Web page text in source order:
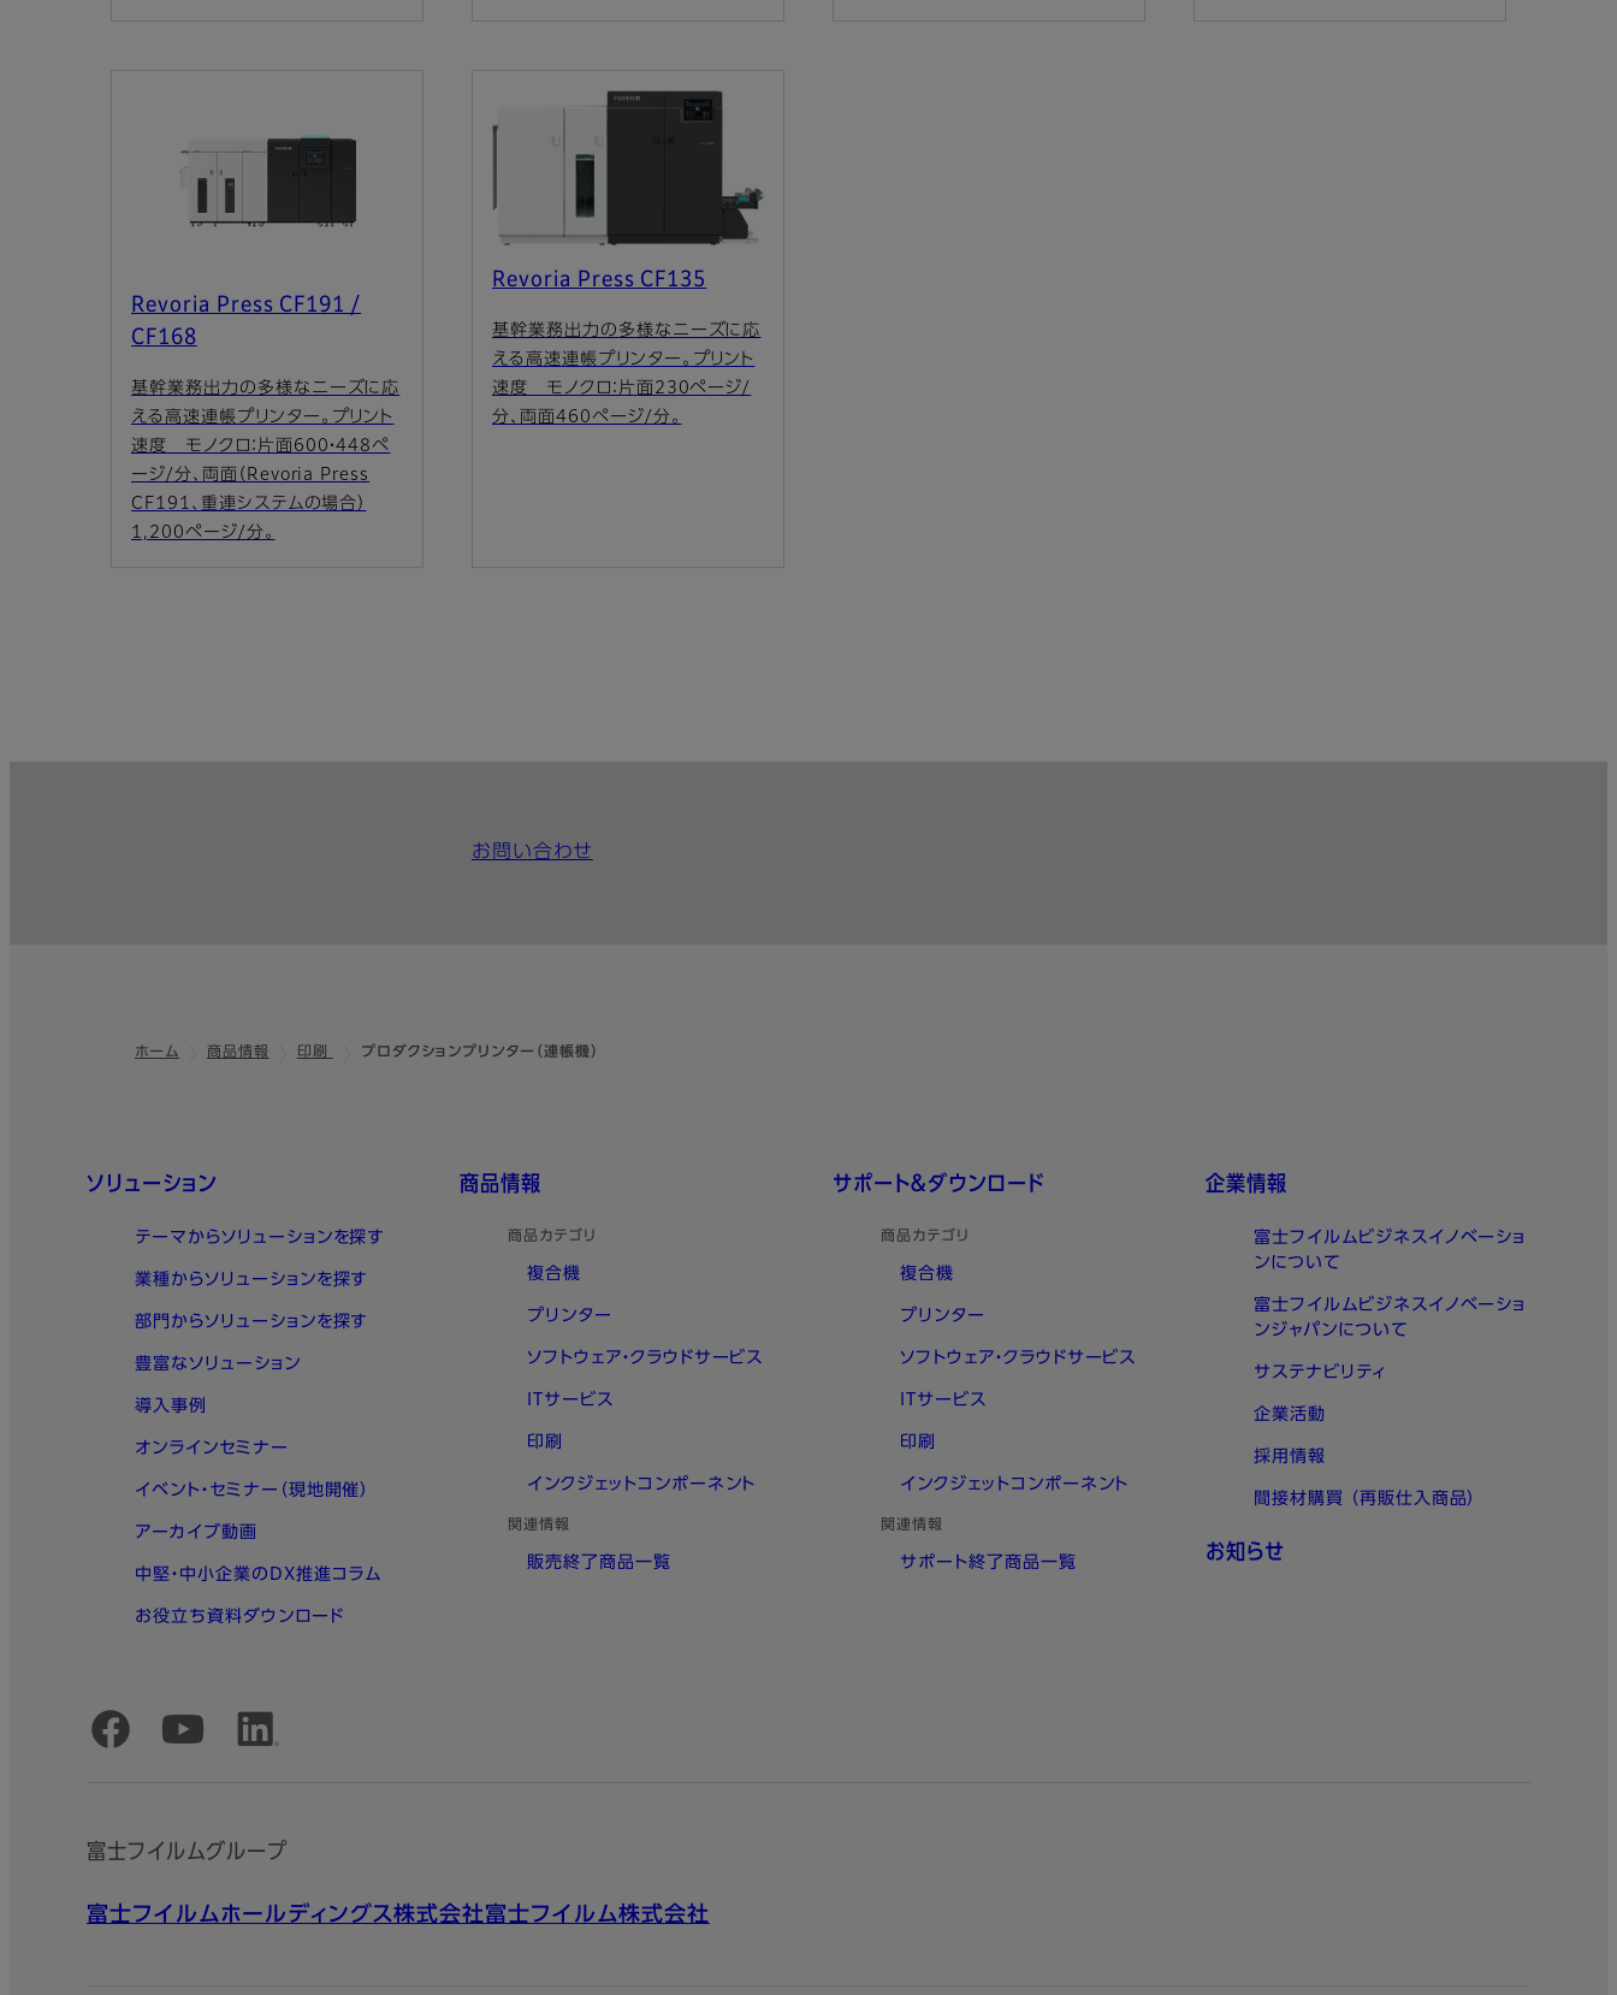
Revoria Press CF191 /
CF168
基幹業務出力の多様なニーズに応
える高速連帳プリンター。プリント
速度 モノクロ：片面600・448ペ
ージ/分、両面（Revoria Press
CF191、重連システムの場合）
1,200ページ/分。
Revoria Press CF135
基幹業務出力の多様なニーズに応
える高速連帳プリンター。プリント
速度 モノクロ：片面230ページ/
分、両面460ページ/分。
お問い合わせ
ホーム 商品情報 印刷 プロダクションプリンター（連帳機）
クイックリンク
ソリューション
テーマからソリューションを探す
業種からソリューションを探す
部門からソリューションを探す
豊富なソリューション
導入事例
オンラインセミナー
イベント・セミナー（現地開催）
アーカイブ動画
中堅・中小企業のDX推進コラム
お役立ち資料ダウンロード
商品情報
商品カテゴリ
複合機
プリンター
ソフトウェア・クラウドサービス
ITサービス
印刷
インクジェットコンポーネント
関連情報
販売終了商品一覧
サポート＆ダウンロード
商品カテゴリ
複合機
プリンター
ソフトウェア・クラウドサービス
ITサービス
印刷
インクジェットコンポーネント
関連情報
サポート終了商品一覧
企業情報
富士フイルムビジネスイノベーショ
ンについて
富士フイルムビジネスイノベーショ
ンジャパンについて
サステナビリティ
企業活動
採用情報
間接材購買 （再販仕入商品）
お知らせ
公式SNSアカウント
富士フイルムグループ
富士フイルムホールディングス株式会社富士フイルム株式会社